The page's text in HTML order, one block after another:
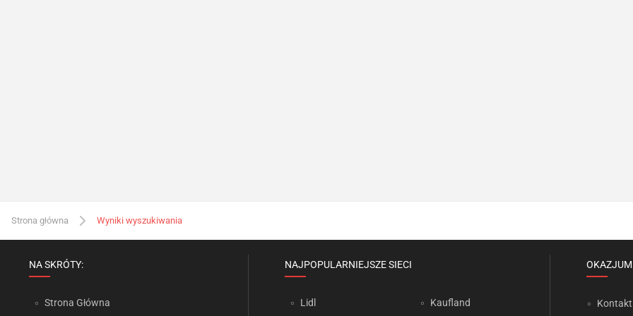
Strona główna Wyniki wyszukiwania
NA SKRÓTY:
Strona Główna
NAJPOPULARNIEJSZE SIECI
Lidl Kaufland Kontakt